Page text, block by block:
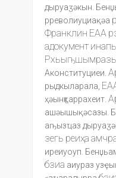
дыруаӡәкын.
рреволиуциақәа
Франклин ЕАА
адокумент
Аконституциеи.
рыдкыларала,
ҳәынҭқаррахеит.
ашәышықәсазы.
аҧызҵаз
зегь реиҳа
иреиуоуп.
бзиа аиураз